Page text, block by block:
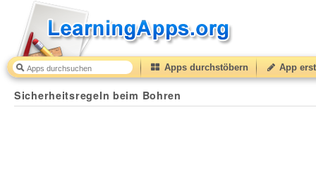
Apps durchstöbern App
Sicherheitsregeln beim Bohren